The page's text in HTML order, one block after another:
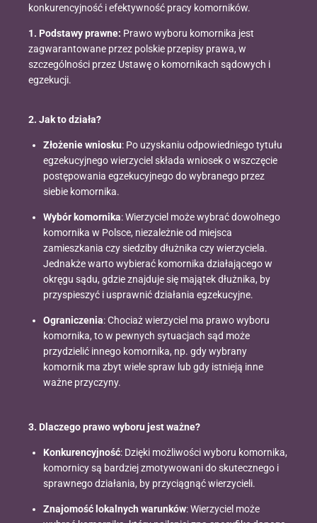
konkurencyjność i efektywność pracy komorników.
1. Podstawy prawne: Prawo wyboru komornika jest
zagwarantowane przez polskie przepisy prawa, w
szczególności przez Ustawę o komornikach sądowych i
egzekucji.
2. Jak to działa?
Złożenie wniosku: Po uzyskaniu odpowiedniego tytułu
egzekucyjnego wierzyciel składa wniosek o wszczęcie
postępowania egzekucyjnego do wybranego przez
siebie komornika.
Wybór komornika: Wierzyciel może wybrać dowolnego
komornika w Polsce, niezależnie od miejsca
zamieszkania czy siedziby dłużnika czy wierzyciela.
Jednakże warto wybierać komornika działającego w
okręgu sądu, gdzie znajduje się majątek dłużnika, by
przyspieszyć i usprawnić działania egzekucyjne.
Ograniczenia: Chociaż wierzyciel ma prawo wyboru
komornika, to w pewnych sytuacjach sąd może
przydzielić innego komornika, np. gdy wybrany
komornik ma zbyt wiele spraw lub gdy istnieją inne
ważne przyczyny.
3. Dlaczego prawo wyboru jest ważne?
Konkurencyjność: Dzięki możliwości wyboru komornika,
komornicy są bardziej zmotywowani do skutecznego i
sprawnego działania, by przyciągnąć wierzycieli.
Znajomość lokalnych warunków: Wierzyciel może